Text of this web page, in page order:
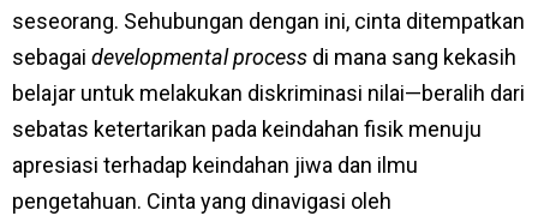
seseorang. Sehubungan dengan ini, cinta ditempatkan
sebagai developmental process di mana sang kekasih
belajar untuk melakukan diskriminasi nilai—beralih dari
sebatas ketertarikan pada keindahan fisik menuju
apresiasi terhadap keindahan jiwa dan ilmu
pengetahuan. Cinta yang dinavigasi oleh